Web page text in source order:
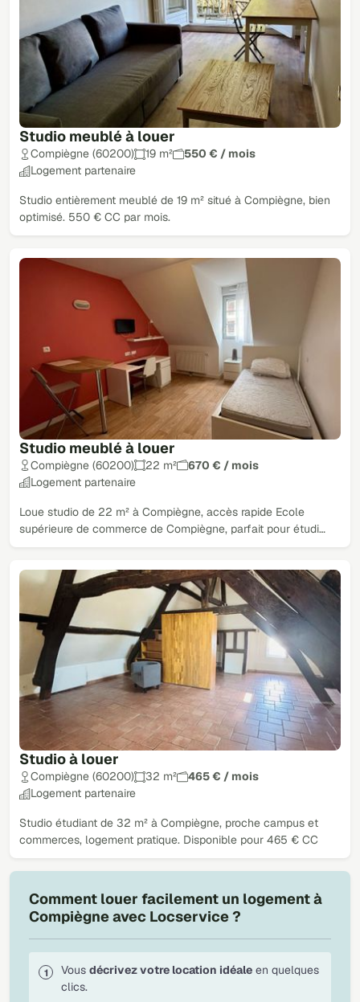
Studio meublé à louer
Compiègne (60200) 19 m²
550 € / mois
Logement partenaire
Studio entièrement meublé de 19 m² situé à Compiègne, bien
optimisé. 550 € CC par mois.
Studio meublé à louer
Compiègne (60200) 22 m²
670 € / mois
Logement partenaire
Loue studio de 22 m² à Compiègne, accès rapide Ecole
supérieure de commerce de Compiègne, parfait pour étudi…
Studio à louer
Compiègne (60200) 32 m²
465 € / mois
Logement partenaire
Studio étudiant de 32 m² à Compiègne, proche campus et
commerces, logement pratique. Disponible pour 465 € CC
Comment louer facilement un logement à
Compiègne avec Locservice ?
Vous décrivez votre location idéale en quelques
clics.